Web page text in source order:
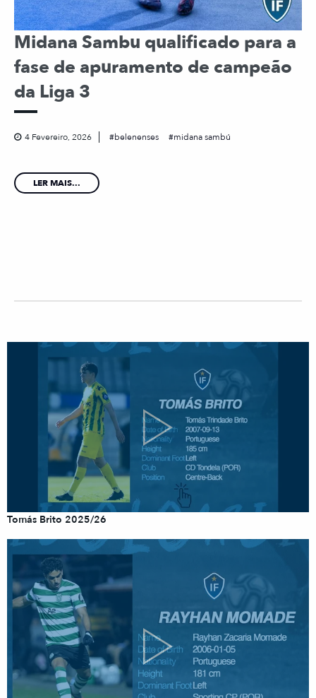
Midana Sambu qualificado para a
fase de apuramento de campeão
da Liga 3
4 Fevereiro, 2026 belenenses midana sambú
LER MAIS...
Tomás Brito 2025/26